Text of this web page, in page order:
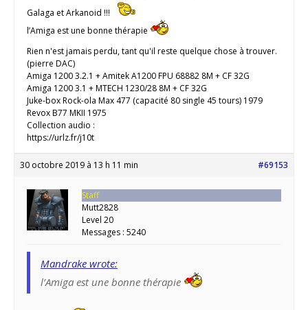
Galaga et Arkanoid !!!
l’Amiga est une bonne thérapie
Rien n'est jamais perdu, tant qu'il reste quelque chose à trouver.
(pierre DAC)
Amiga 1200 3.2.1 + Amitek A1200 FPU 68882 8M + CF 32G
Amiga 1200 3.1 + MTECH 1230/28 8M + CF 32G
Juke-box Rock-ola Max 477 (capacité 80 single 45 tours) 1979
Revox B77 MKII 1975
Collection audio :
https://urlz.fr/j10t
30 octobre 2019 à 13 h 11 min #69153
Staff
Mutt2828
Level 20
Messages : 5240
Mandrake wrote:
l’Amiga est une bonne thérapie